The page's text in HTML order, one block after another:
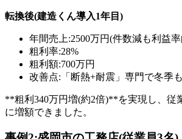
転換後(建造くん導入1年目)
年間売上:2500万円(件数減も利益
粗利率:28%
粗利額:700万円
改善点:「断熱+耐震」専門で冬季
**粗利340万円増(約2倍)**を実現し、従
に増額できました。